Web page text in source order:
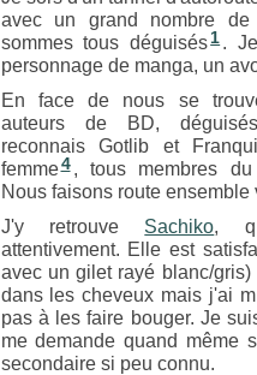
avec un grand nombre de
sommes tous déguisés1 .
personnage de manga, un
En face de nous se
auteurs de BD,
reconnais Gotlib et
femme4 , tous membres
Nous faisons route ensemble
J'y retrouve Sachiko,
attentivement. Elle est
avec un gilet rayé blanc/
dans les cheveux mais j'ai
pas à les faire bouger. Je
me demande quand même
secondaire si peu connu.